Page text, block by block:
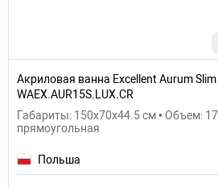
Акриловая ванна Excellent Aurum
WAEX.AUR15S.LUX.CR
Габариты: 150x70x44.5 см • Объем:
прямоугольная
Польша